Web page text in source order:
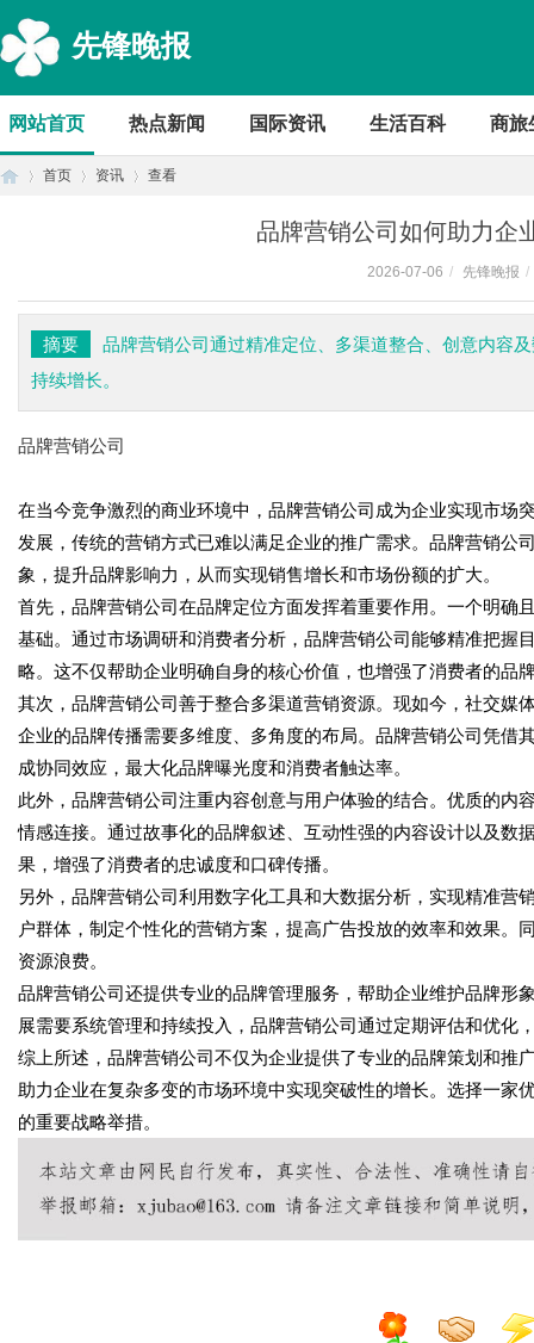
先锋晚报
网站首页 热点新闻 国际资讯 生活百科 商旅
首页 资讯 查看
品牌营销公司如何助力企
2026-07-06 / 先锋晚报 /
摘要
品牌营销公司通过精准定位、多渠道整合、创意内容
持续增长。
品牌营销公司
在当今竞争激烈的商业环境中，品牌营销公司成为企业实现市场
发展，传统的营销方式已难以满足企业的推广需求。品牌营销
象，提升品牌影响力，从而实现销售增长和市场份额的扩大。
首先，品牌营销公司在品牌定位方面发挥着重要作用。一个明确
基础。通过市场调研和消费者分析，品牌营销公司能够精准把握
略。这不仅帮助企业明确自身的核心价值，也增强了消费者的品
其次，品牌营销公司善于整合多渠道营销资源。现如今，社交媒
企业的品牌传播需要多维度、多角度的布局。品牌营销公司凭借
成协同效应，最大化品牌曝光度和消费者触达率。
此外，品牌营销公司注重内容创意与用户体验的结合。优质的
情感连接。通过故事化的品牌叙述、互动性强的内容设计以及数
果，增强了消费者的忠诚度和口碑传播。
另外，品牌营销公司利用数字化工具和大数据分析，实现精准
户群体，制定个性化的营销方案，提高广告投放的效率和效果
资源浪费。
品牌营销公司还提供专业的品牌管理服务，帮助企业维护品牌形
展需要系统管理和持续投入，品牌营销公司通过定期评估和优化
综上所述，品牌营销公司不仅为企业提供了专业的品牌策划和推
助力企业在复杂多变的市场环境中实现突破性的增长。选择一
的重要战略举措。